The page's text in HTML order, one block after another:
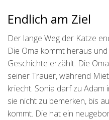
Endlich am Ziel
Der lange Weg der Katze
Die Oma kommt heraus
Geschichte erzählt. Die
seiner Trauer, während
kriecht. Sonia darf zu
sie nicht zu bemerken, bis
kommt. Die hat ein